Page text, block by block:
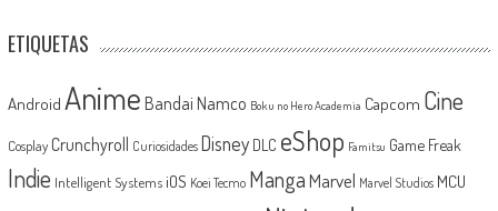
ETIQUETAS
Android Anime Bandai Namco Boku no Hero Academia Capcom Cine
Cosplay Crunchyroll Curiosidades Disney DLC eShop Famitsu Game Freak
Indie Intelligent Systems iOS Koei Tecmo MangaMarvel Marvel Studios MCU